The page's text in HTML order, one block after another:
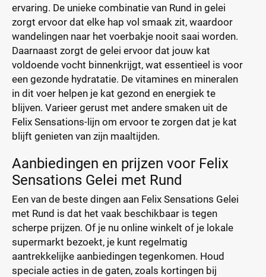
ervaring. De unieke combinatie van Rund in gelei
zorgt ervoor dat elke hap vol smaak zit, waardoor
wandelingen naar het voerbakje nooit saai worden.
Daarnaast zorgt de gelei ervoor dat jouw kat
voldoende vocht binnenkrijgt, wat essentieel is voor
een gezonde hydratatie. De vitamines en mineralen
in dit voer helpen je kat gezond en energiek te
blijven. Varieer gerust met andere smaken uit de
Felix Sensations-lijn om ervoor te zorgen dat je kat
blijft genieten van zijn maaltijden.
Aanbiedingen en prijzen voor Felix
Sensations Gelei met Rund
Een van de beste dingen aan Felix Sensations Gelei
met Rund is dat het vaak beschikbaar is tegen
scherpe prijzen. Of je nu online winkelt of je lokale
supermarkt bezoekt, je kunt regelmatig
aantrekkelijke aanbiedingen tegenkomen. Houd
speciale acties in de gaten, zoals kortingen bij